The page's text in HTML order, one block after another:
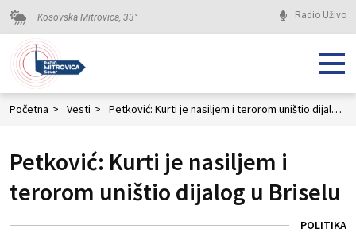
Kosovska Mitrovica, 33° Radio Uživo
Početna > Vesti > Petković: Kurti je nasiljem i terorom uništio dijalog u Briselu
Petković: Kurti je nasiljem i
terorom uništio dijalog u Briselu
POLITIKA